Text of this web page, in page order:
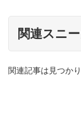
関連スニ
関連記事は見つか